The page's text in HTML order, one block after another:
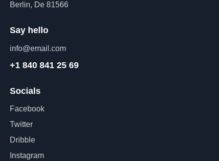
Berlin, De 81566
Say hello
info@email.com
+1 840 841 25 69
Socials
Facebook
Twitter
Dribble
Instagram